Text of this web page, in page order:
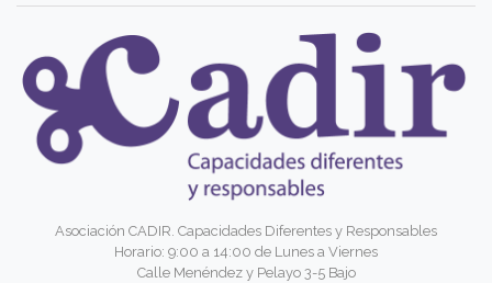
Asociación CADIR. Capacidades Diferentes y Responsables
Horario: 9:00 a 14:00 de Lunes a Viernes
Calle Menéndez y Pelayo 3-5 Bajo